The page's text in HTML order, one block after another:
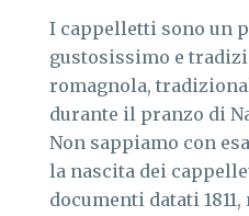
I cappelletti sono un
gustosissimo e
romagnola,
durante il pranzo di
Non sappiamo con
la nascita dei
documenti datati